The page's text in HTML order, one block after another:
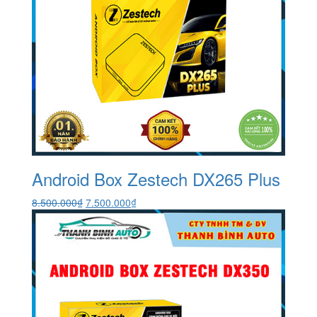
Android Box Zestech DX265 Plus
8.500.000₫ Giá
gốc
là:
8.500.000₫.
7.500.000₫Giá
hiện
tại